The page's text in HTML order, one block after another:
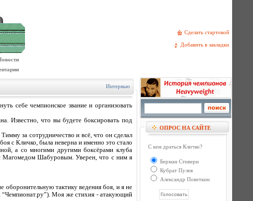
Сделать стартовой
Добавить в закладки
Интервью
себе чемпионское звание и организовать
Известно, что вы будете боксировать под
за сотрудничество и всё, что он сделал
с Кличко, была неверна и именно это стало
а со многими другими боксёрами клуба
Магомедом Шабуровым. Уверен, что с ним я
тактику ведения боя, и я не
Моя же стихия - атакующий
ОПРОС НА САЙТЕ
С кем драться Кличко?
Берман Стиверн
Кубрат Пулев
Александр Поветкин